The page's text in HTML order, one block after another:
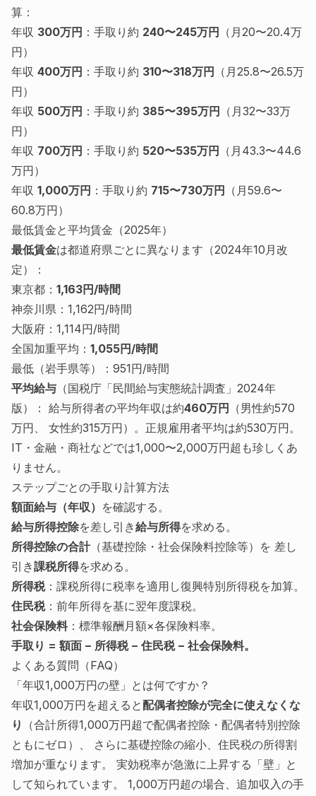
算：
年収 300万円 ：手取り約 240〜245万円
（月20〜20.4万
円）
年収 400万円 ：手取り約 310〜318万円
（月25.8〜26.5万
円）
年収 500万円 ：手取り約 385〜395万円
（月32〜33万
円）
年収 700万円 ：手取り約 520〜535万円
（月43.3〜44.6
万円）
年収 1,000万円 ：手取り約 715〜730万円
（月59.6〜
60.8万円）
最低賃金と平均賃金（2025年）
最低賃金は都道府県ごとに異なります（2024年10月改
定）：
東京都： 1,163円/時間
神奈川県：1,162円/時間
大阪府：1,114円/時間
全国加重平均： 1,055円/時間
最低（岩手県等）：951円/時間
平均給与 （国税庁「民間給与実態統計調査」2024年
版）： 給与所得者の平均年収は約460万円
（男性約570
万円、 女性約315万円）。正規雇用者平均は約530万円。
IT・金融・商社などでは1,000〜2,000万円超も珍しくあ
りません。
ステップごとの手取り計算方法
額面給与（年収） を確認する。
給与所得控除を差し引き給与所得を求める。
所得控除の合計（基礎控除・社会保険料控除等）を 差し
引き課税所得を求める。
所得税：課税所得に税率を適用し復興特別所得税を加算。
住民税：前年所得を基に翌年度課税。
社会保険料：標準報酬月額×各保険料率。
手取り = 額面 − 所得税 − 住民税 − 社会保険料。
よくある質問（FAQ）
「年収1,000万円の壁」とは何ですか？
年収1,000万円を超えると配偶者控除が完全に使えなくな
り
（合計所得1,000万円超で配偶者控除・配偶者特別控除
ともにゼロ）、 さらに基礎控除の縮小、住民税の所得割
増加が重なります。 実効税率が急激に上昇する「壁」と
して知られています。 1,000万円超の場合、追加収入の手